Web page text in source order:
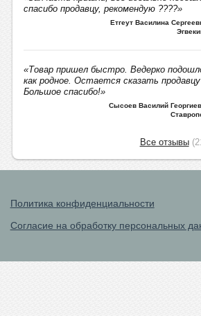
спасибо продавцу, рекомендую ????»
Етгеут Василина
«Товар пришел быстро. Ведерко
как родное. Остается сказать
Большое спасибо!»
Сысоев Василий
Все отзывы
Политика конфиденциальности
Согласие на обработку персональных